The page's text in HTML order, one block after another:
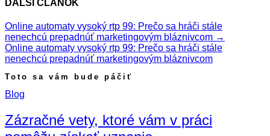
ĎALŠÍ ČLÁNOK
Online automaty vysoký rtp 99: Prečo sa hráči stále
nenechcú prepadnúť marketingovým bláznivcom →
Online automaty vysoký rtp 99: Prečo sa hráči stále
nenechcú prepadnúť marketingovým bláznivcom
Toto sa vám bude páčiť
Blog
Zázračné vety, ktoré vám v práci